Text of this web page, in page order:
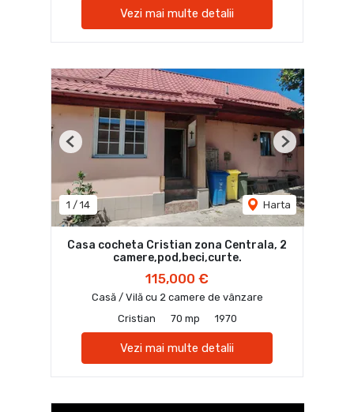
Vezi mai multe detalii
1 / 14 Harta
Previous Next
Casa cocheta Cristian zona Centrala, 2
camere,pod,beci,curte.
115,000 €
Casă / Vilă cu 2 camere de vânzare
Cristian
70 mp 1970
Vezi mai multe detalii